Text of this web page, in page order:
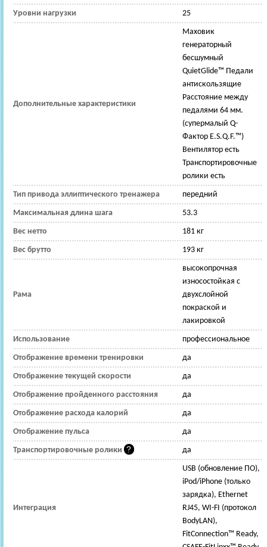
Уровни нагрузки 25
Дополнительные характеристики
Маховик
генераторный
бесшумный
QuietGlide™ Педали
антискользящие
Расстояние между
педалями 64 мм.
(супермалый Q-
Фактор E.S.Q.F.™)
Вентилятор есть
Транспортировочные
ролики есть
Тип привода эллиптического тренажера передний
Максимальная длина шага 53.3
Вес нетто 181 кг
Вес брутто 193 кг
Рама
высокопрочная
износостойкая с
двухслойной
покраской и
лакировкой
Использование профессиональное
Отображение времени тренировки да
Отображение текущей скорости да
Отображение пройденного расстояния да
Отображение расхода калорий да
Отображение пульса да
Транспортировочные ролики да
Интеграция
USB (обновление ПО),
iPod/iPhone (только
зарядка), Ethernet
RJ45, WI-FI (протокол
BodyLAN),
FitConnection™ Ready,